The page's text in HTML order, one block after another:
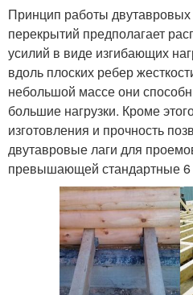
Принцип работы двутавровых
перекрытий предполагает
усилий в виде изгибающих
вдоль плоских ребер
небольшой массе они
большие нагрузки. Кроме
изготовления и прочность
двутавровые лаги для
превышающей стандартные 6